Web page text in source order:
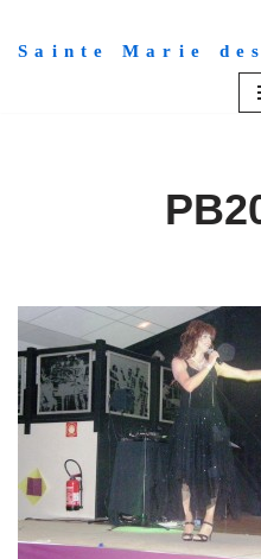
Aller
Sainte Marie des